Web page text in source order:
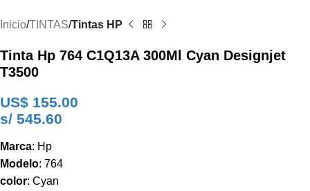
Inicio TINTAS Tintas HP
Tinta Hp 764 C1Q13A 300Ml Cyan Designjet
T3500
US$ 155.00
s/ 545.60
Marca: Hp
Modelo: 764
color: Cyan